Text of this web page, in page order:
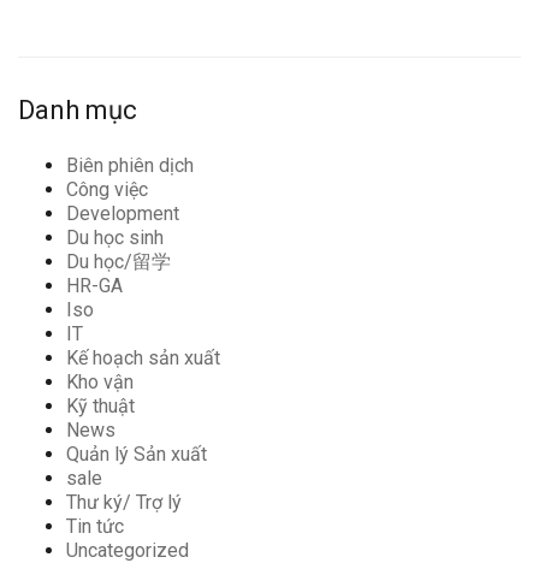
Danh mục
Biên phiên dịch
Công việc
Development
Du học sinh
Du học/留学
HR-GA
Iso
IT
Kế hoạch sản xuất
Kho vận
Kỹ thuật
News
Quản lý Sản xuất
sale
Thư ký/ Trợ lý
Tin tức
Uncategorized